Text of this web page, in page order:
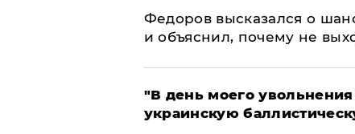
Федоров высказался о
и объяснил, почему не
​"В день моего
украинскую